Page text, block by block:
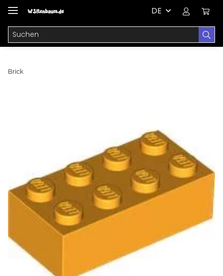
DE
Brick